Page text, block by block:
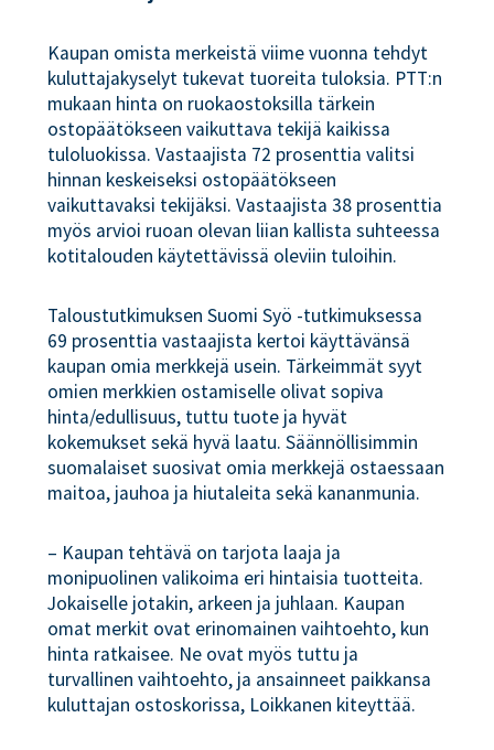
Kaupan omista merkeistä viime vuonna tehdyt
kuluttajakyselyt tukevat tuoreita tuloksia. PTT:n
mukaan hinta on ruokaostoksilla tärkein
ostopäätökseen vaikuttava tekijä kaikissa
tuloluokissa. Vastaajista 72 prosenttia valitsi
hinnan keskeiseksi ostopäätökseen
vaikuttavaksi tekijäksi. Vastaajista 38 prosenttia
myös arvioi ruoan olevan liian kallista suhteessa
kotitalouden käytettävissä oleviin tuloihin.
Taloustutkimuksen Suomi Syö -tutkimuksessa
69 prosenttia vastaajista kertoi käyttävänsä
kaupan omia merkkejä usein. Tärkeimmät syyt
omien merkkien ostamiselle olivat sopiva
hinta/edullisuus, tuttu tuote ja hyvät
kokemukset sekä hyvä laatu. Säännöllisimmin
suomalaiset suosivat omia merkkejä ostaessaan
maitoa, jauhoa ja hiutaleita sekä kananmunia.
– Kaupan tehtävä on tarjota laaja ja
monipuolinen valikoima eri hintaisia tuotteita.
Jokaiselle jotakin, arkeen ja juhlaan. Kaupan
omat merkit ovat erinomainen vaihtoehto, kun
hinta ratkaisee. Ne ovat myös tuttu ja
turvallinen vaihtoehto, ja ansainneet paikkansa
kuluttajan ostoskorissa, Loikkanen kiteyttää.